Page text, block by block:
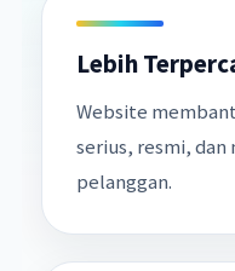
Lebih
Website
serius, resmi, dan
pelanggan.